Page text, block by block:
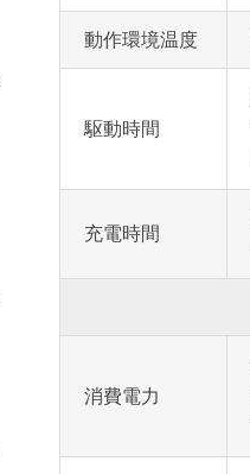
動作環境温度
駆動時間
充電時間
消費電力